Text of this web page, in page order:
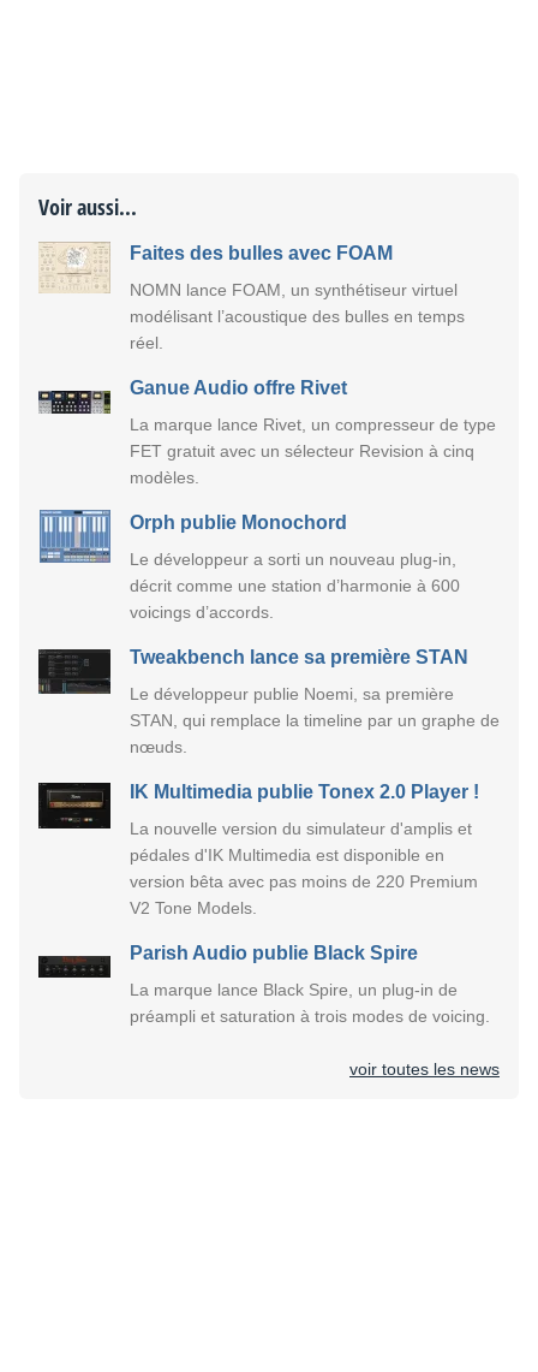
Voir aussi...
Faites des bulles avec FOAM
NOMN lance FOAM, un synthétiseur virtuel
modélisant l’acoustique des bulles en temps
réel.
Ganue Audio offre Rivet
La marque lance Rivet, un compresseur de type
FET gratuit avec un sélecteur Revision à cinq
modèles.
Orph publie Monochord
Le développeur a sorti un nouveau plug-in,
décrit comme une station d’harmonie à 600
voicings d’accords.
Tweakbench lance sa première STAN
Le développeur publie Noemi, sa première
STAN, qui remplace la timeline par un graphe de
nœuds.
IK Multimedia publie Tonex 2.0 Player !
La nouvelle version du simulateur d'amplis et
pédales d'IK Multimedia est disponible en
version bêta avec pas moins de 220 Premium
V2 Tone Models.
Parish Audio publie Black Spire
La marque lance Black Spire, un plug-in de
préampli et saturation à trois modes de voicing.
voir toutes les news